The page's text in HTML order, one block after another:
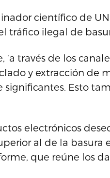
científico de
tráfico ilegal de
través de los
y extracción de
significantes. Esto
electrónicos
al de la
que reúne los